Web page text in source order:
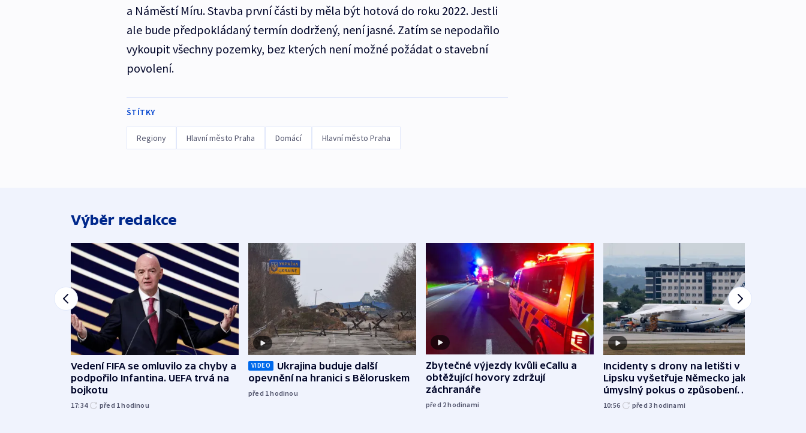
a Náměstí Míru. Stavba první části by měla být hotová do roku 2022. Jestli
ale bude předpokládaný termín dodržený, není jasné. Zatím se nepodařilo
vykoupit všechny pozemky, bez kterých není možné požádat o stavební
povolení.
ŠTÍTKY
Regiony Hlavní město Praha Domácí Hlavní město Praha
Výběr redakce
Vedení FIFA se omluvilo za chyby a
podpořilo Infantina. UEFA trvá na
bojkotu
17:34 před 1hodinou
VIDEO
Ukrajina buduje další
opevnění na hranici s Běloruskem
před 1hodinou
Zbytečné výjezdy kvůli eCallu a
obtěžující hovory zdržují
záchranáře
před 2hodinami
Incidenty s drony na letišti v
Lipsku vyšetřuje Německo jako
úmyslný pokus o způsobení
exploze
10:56 před 3hodinami